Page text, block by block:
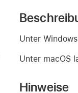
Unter
Unter macOS
Hinweise